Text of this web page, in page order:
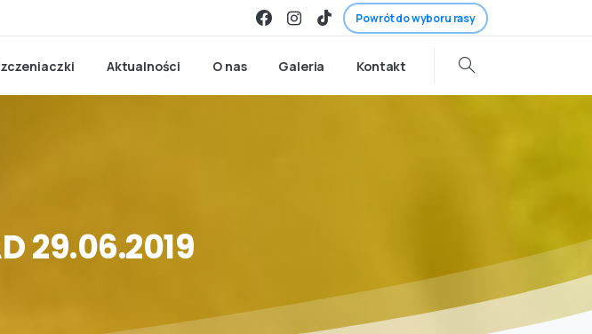
Powrót do wyboru rasy
Aktualności O nas Galeria Kontakt
29.06.2019